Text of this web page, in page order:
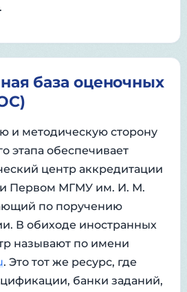
база оценочных
и методическую сторону
этапа обеспечивает
центр аккредитации
Первом МГМУ им. И. М.
по поручению
В обиходе иностранных
называют по имени
. Это тот же ресурс, где
банки заданий,